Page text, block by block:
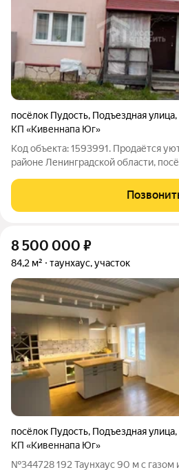
посёлок Пудость, Подъездная улица,
КП «Кивеннапа Юг»
Код объекта: 1593991. Продаётся
районе Ленинградской области,
комнатами и общей площадью 62
8 500 000 ₽
84,2 м² таунхаус, участок
посёлок Пудость, Подъездная улица,
КП «Кивеннапа Юг»
№344728 192 Таунхаус 90 м с